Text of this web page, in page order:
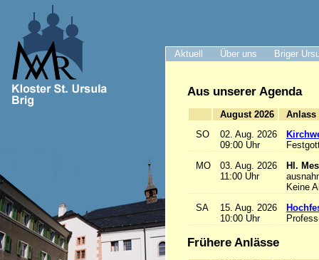
Aktuell Über uns Briger
Aus unserer Agenda
August 2026
SO
02. Aug. 2026
09:00 Uhr
MO
03. Aug. 2026
11:00 Uhr
Hl.
Keine
SA
15. Aug. 2026
10:00 Uhr
Frühere Anlässe